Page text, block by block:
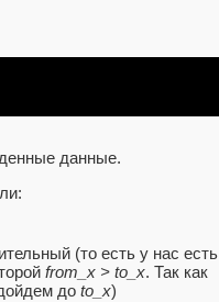
данные.
(то есть у нас есть
from_x > to_x. Так как
до to_x)